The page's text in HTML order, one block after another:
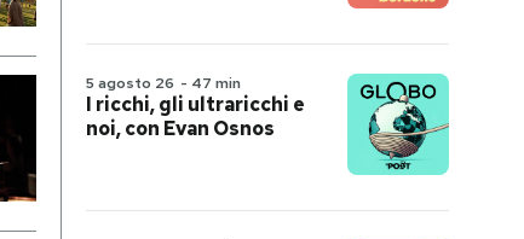
5 agosto 26 - 47 min
I ricchi, gli ultraricchi e
noi, con Evan Osnos